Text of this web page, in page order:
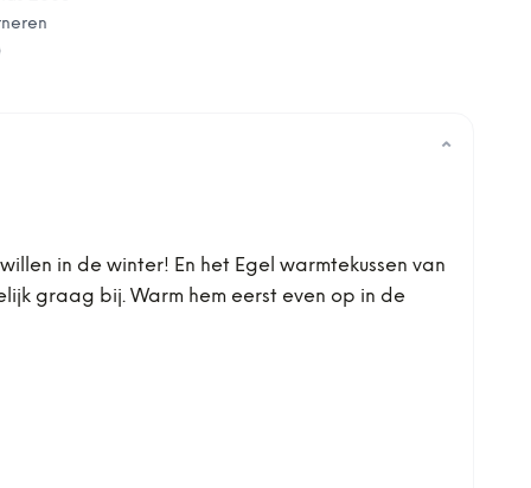
⌄
in de winter! En het Egel warmtekussen van
graag bij. Warm hem eerst even op in de